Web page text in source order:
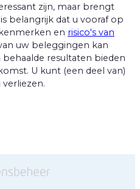
zijn, maar brengt
belangrijk dat u vooraf op
en risico's van
uw beleggingen kan
resultaten bieden
U kunt (een deel van)